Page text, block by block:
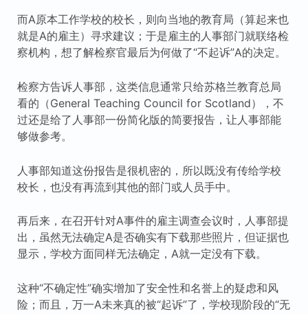
而A原本工作学校的校长，则向当地的教育局（算起来也
就是A的雇主）寻求建议；于是雇主的人事部门就联络检
察机构，想了解检察官最后为何做了“不起诉”A的决定。
检察方告诉人事部，这类信息通常只给苏格兰教育总局
看的（General Teaching Council for Scotland），不
过还是给了人事部一份简化版的简要报告，让人事部能
够做参考。
人事部知道这份报告是很机密的，所以既没有传给学校
校长，也没有再流到其他的部门或人员手中。
再后来，在召开针对A事件的雇主调查会议时，人事部提
出，虽然无法确定A是否确实有下载那些照片，但证据也
显示，学校方面同样无法确定，A就一定没有下载。
这种“不确定性”确实增加了安全性和名誉上的疑虑和风
险；而且，万一A未来真的被“起诉”了，学校现阶段的“无